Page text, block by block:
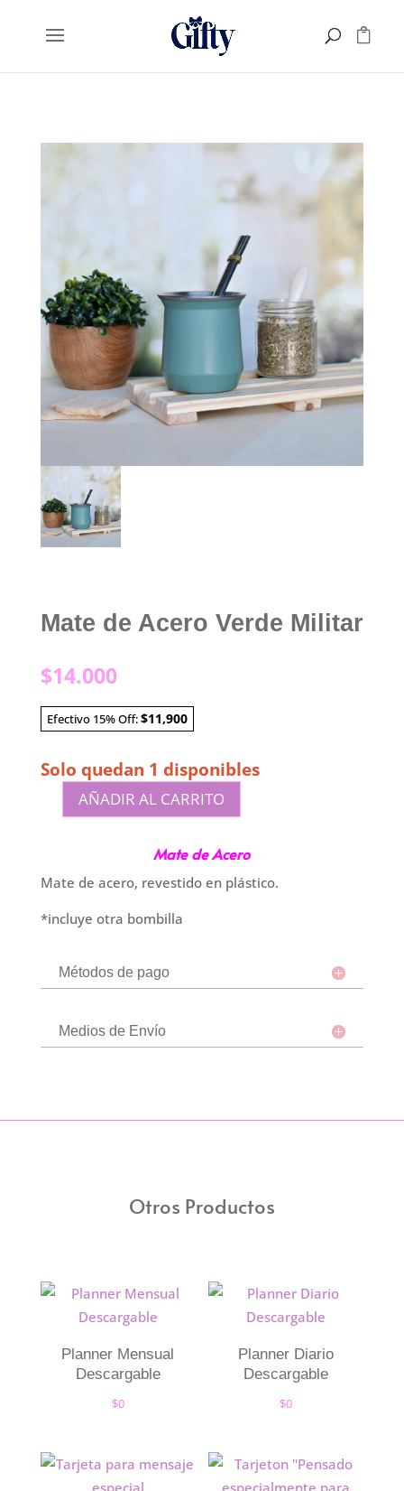
Mate de Acero Verde Militar
$14.000
Efectivo 15% Off:$11,900
Solo quedan 1 disponibles
Verde
cantidad
AÑADIR AL CARRITO
Mate de Acero
Mate de acero, revestido en plástico.
*incluye otra bombilla
Métodos de pago
Medios de Envío
Otros Productos
Planner Mensual
Descargable
$0
Planner Diario
Descargable
$0